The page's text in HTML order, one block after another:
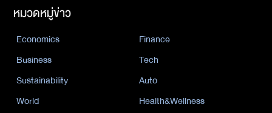
หมวดหมู่ข่าว
Economics
Finance
Business
Tech
Sustainability
Auto
World
Health&Wellness